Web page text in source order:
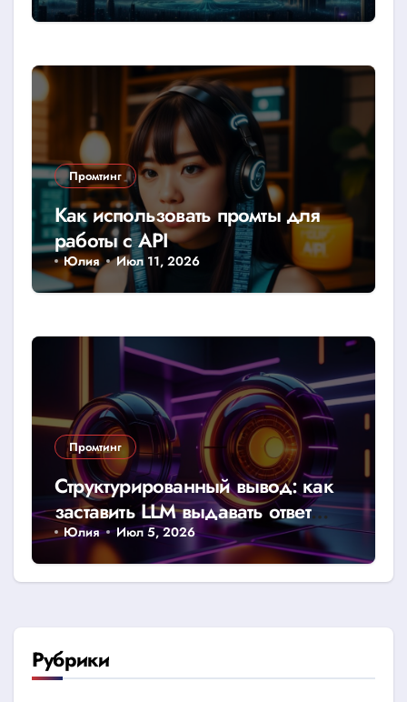
Промтинг
Как использовать промты для
работы с API
Юлия Июл 11, 2026
Промтинг
Структурированный вывод: как
заставить LLM выдавать ответ
строго в JSON или CSV
Юлия Июл 5, 2026
Рубрики